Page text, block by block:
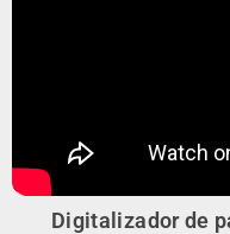
Digitalizador de